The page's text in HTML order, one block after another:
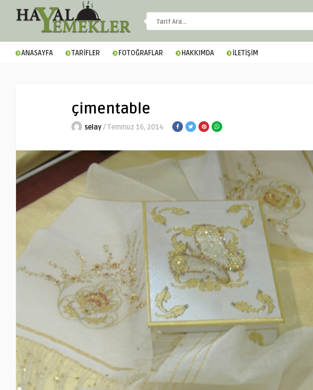
▼
ANASAYFA TARİFLER FOTOĞRAFLAR HAKKIMDA İLETİŞİM
çimentable
selay/ Temmuz 16, 2014